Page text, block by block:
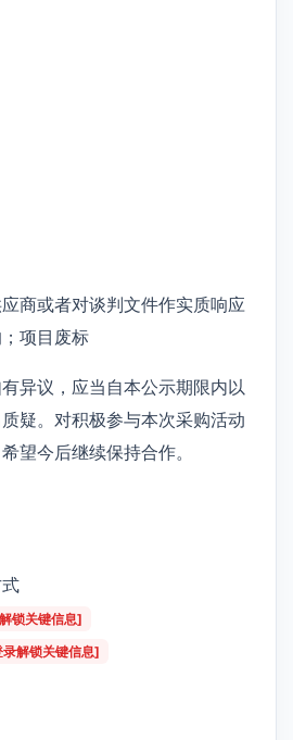
商或者对谈判文件作实质响应
项目废标
异议，应当自本公示期限内以
疑。对积极参与本次采购活动
望今后继续保持合作。
锁关键信息]
录解锁关键信息]